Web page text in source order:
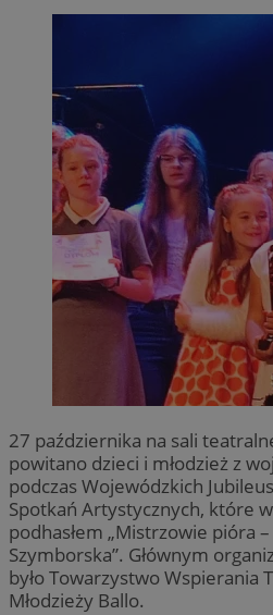
27 października na sali
powitano dzieci i młodzież z
podczas Wojewódzkich
Spotkań Artystycznych, które
podhasłem „Mistrzowie pióra
Szymborska”. Głównym
było Towarzystwo Wspierania
Młodzieży Ballo.